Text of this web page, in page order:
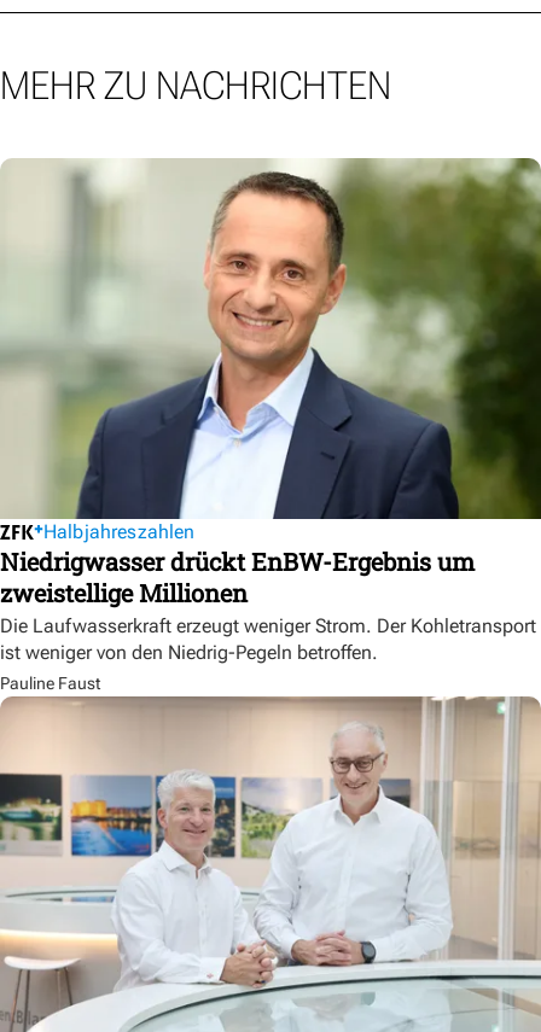
MEHR ZU NACHRICHTEN
Halbjahreszahlen
Niedrigwasser drückt EnBW-Ergebnis um
zweistellige Millionen
Die Laufwasserkraft erzeugt weniger Strom. Der Kohletransport
ist weniger von den Niedrig-Pegeln betroffen.
Pauline Faust